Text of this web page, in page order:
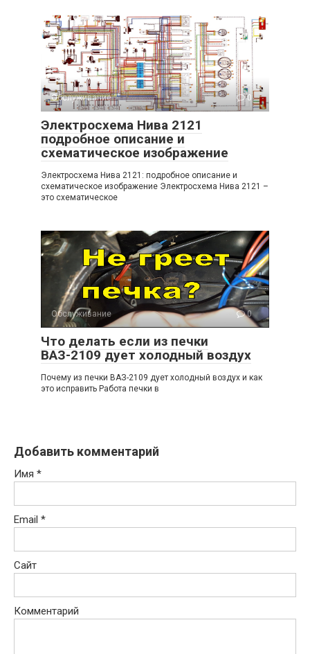
Обслуживание 0
Электросхема Нива 2121
подробное описание и
схематическое изображение
Электросхема Нива 2121: подробное описание и
схематическое изображение Электросхема Нива 2121 –
это схематическое
Обслуживание 0
Что делать если из печки
ВАЗ-2109 дует холодный воздух
Почему из печки ВАЗ-2109 дует холодный воздух и как
это исправить Работа печки в
Добавить комментарий
Имя *
Email *
Сайт
Комментарий